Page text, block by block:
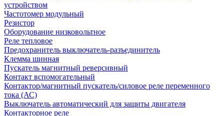
устройством
Частотомер модульный
Резистор
Оборудование низковольтное
Реле тепловое
Предохранитель выключатель-разъединитель
Клемма шинная
Пускатель магнитный реверсивный
Контакт вспомогательный
Контактор/магнитный пускатель/силовое реле переменного
тока (АС)
Выключатель автоматический для защиты двигателя
Контакторное реле